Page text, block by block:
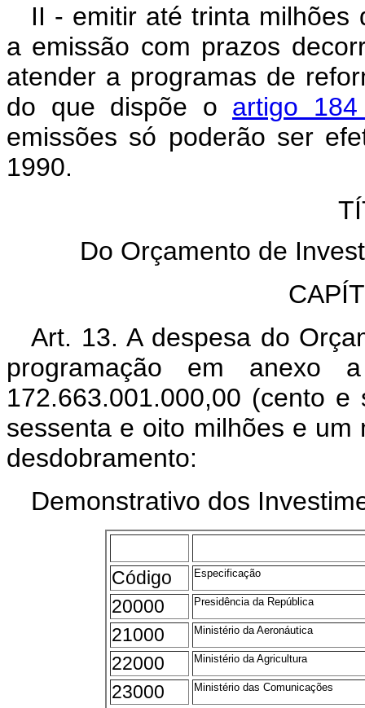
II - emitir até trinta milhões
a emissão com prazos
atender a programas de
do que dispõe o artigo
emissões só poderão ser
1990.
Do Orçamento de
Art. 13. A despesa do
programação em
172.663.001.000,00 (cento
sessenta e oito milhões e
desdobramento:
Demonstrativo dos
Código Especificação
20000 Presidência da República
21000 Ministério da Aeronáutica
22000 Ministério da Agricultura
23000 Ministério das Comunicações